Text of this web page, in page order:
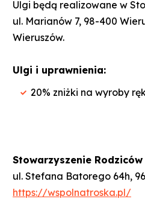
Ulgi będą realizowane w
ul. Marianów 7, 98-400
Wieruszów.
Ulgi i uprawnienia:
20% zniżki na wyroby
Stowarzyszenie Rodziców
ul. Stefana Batorego 64h,
https://wspolnatroska.pl/